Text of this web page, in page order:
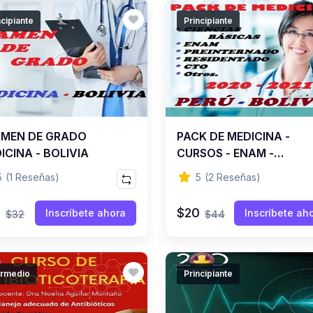
DE GRADO
- BOLIVIA
(1 Reseñas)
$32 Inscríbete ahora
Principiante
PACK DE MEDICINA -
CURSOS - ENAM -
PREINTERNADO -
RESIDENTADO - CTO -
2020 AL 2021
5 (2 Reseñas)
$20 $44 Inscríbete
Principiante